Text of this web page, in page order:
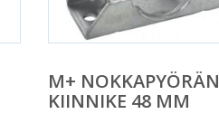
M+ NOKKAPYÖRÄN
KIINNIKE 48 MM